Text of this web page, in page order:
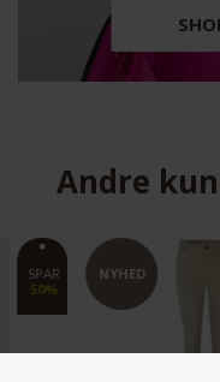
Andre
NYHED